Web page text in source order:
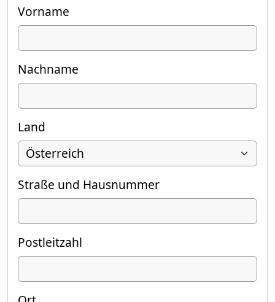
Vorname
Nachname
Land
Straße und Hausnummer
Postleitzahl